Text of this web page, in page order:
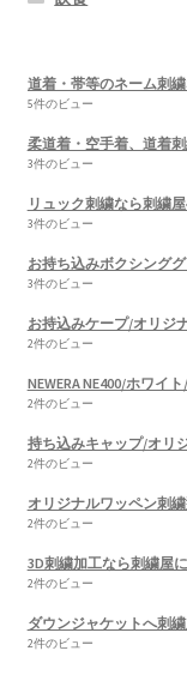
道着・帯等のネーム刺
5件のビュー
柔道着・空手着、道着
3件のビュー
リュック刺繍なら刺繍屋
3件のビュー
お持ち込みボクシング
3件のビュー
お持込みケープ/オリジ
2件のビュー
NEWERA NE400/ホワイ
2件のビュー
持ち込みキャップ/オリ
2件のビュー
オリジナルワッペン刺
2件のビュー
3D刺繍加工なら刺繍屋
2件のビュー
ダウンジャケットへ刺繍
2件のビュー